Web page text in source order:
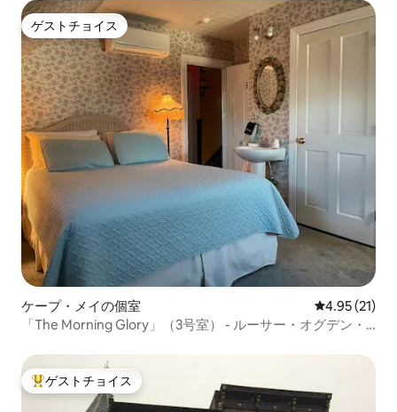
てください。 ディナーやドリンクは、
Dogtooth Bar and Grill、MudHen
Brewing Company、Poppi's Pizzaなど、
地元の定番料理が徒歩圏内にあります。
ボードウォークの1ブロック先にある有名
なワイルドウッドの看板を訪れ、忘れら
れない休暇の思い出を呼び起こす家族写
真を撮りましょう。 お会いできるのを楽
しみにしています。 Instagramでフォロ
ーしてください
@brooklynbeachclub_wildwood ハウス
ルールと追加事項： 未成年者の飲酒禁
止。 禁煙。追加の清掃料金が発生する場
合があります。 午後11時以降は騒音を最
小限に抑えてください（大音量の音楽や
騒音は禁止です）。 食器は使用後に洗っ
てください。 ***快適さと利便性のために
ベッドリネンは用意されていますが、タ
オルは用意されていません。 必ずご自身
のものをお持ちください。***
ゲストチョイス
ゲストチョイス
ケープ・メイの個室 レビュー21
4.95 (21)
「The Morning Glory」（3号室） - ルーサー・オグデン・
大好評のゲストチョイスです。
ゲストチョイス